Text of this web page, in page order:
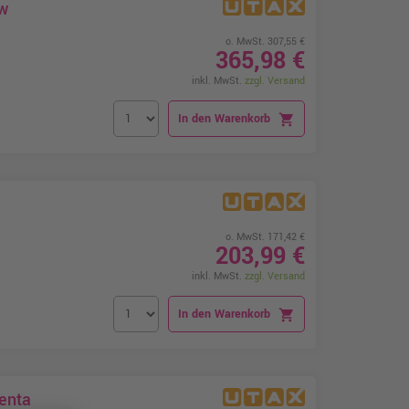
o. MwSt. 307,55 €
365,98 €
inkl. MwSt. zzgl. Versand
In den Warenkorb shopping_cart
o. MwSt. 171,42 €
203,99 €
inkl. MwSt. zzgl. Versand
In den Warenkorb shopping_cart